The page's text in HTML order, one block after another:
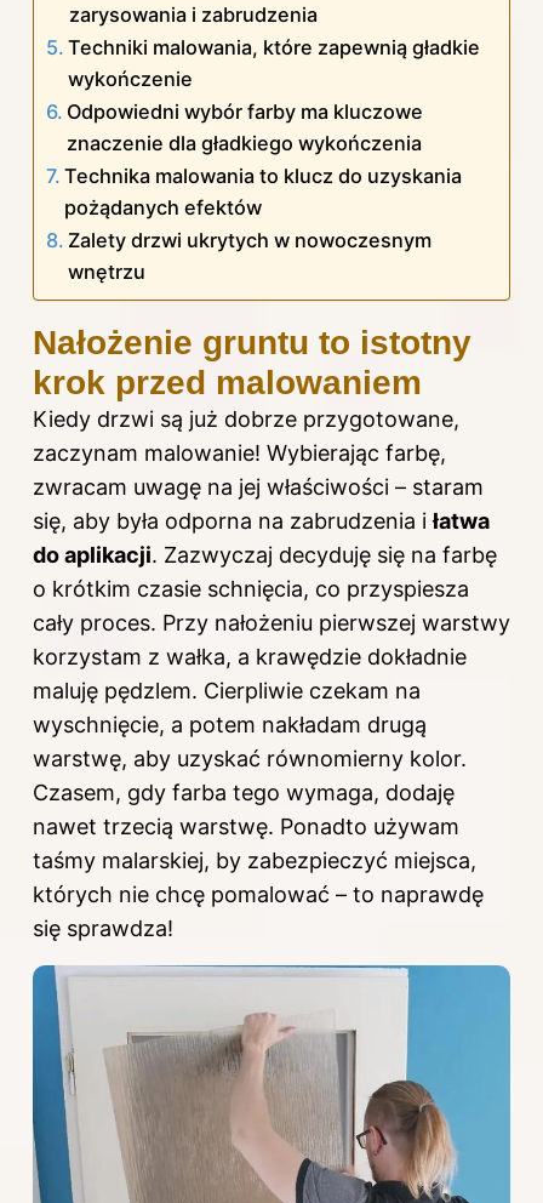
zarysowania i zabrudzenia
Techniki malowania, które zapewnią gładkie
wykończenie
Odpowiedni wybór farby ma kluczowe
znaczenie dla gładkiego wykończenia
Technika malowania to klucz do uzyskania
pożądanych efektów
Zalety drzwi ukrytych w nowoczesnym
wnętrzu
Nałożenie gruntu to istotny
krok przed malowaniem
Kiedy drzwi są już dobrze przygotowane,
zaczynam malowanie! Wybierając farbę,
zwracam uwagę na jej właściwości – staram
się, aby była odporna na zabrudzenia iłatwa
do aplikacji. Zazwyczaj decyduję się na farbę
o krótkim czasie schnięcia, co przyspiesza
cały proces. Przy nałożeniu pierwszej warstwy
korzystam z wałka, a krawędzie dokładnie
maluję pędzlem. Cierpliwie czekam na
wyschnięcie, a potem nakładam drugą
warstwę, aby uzyskać równomierny kolor.
Czasem, gdy farba tego wymaga, dodaję
nawet trzecią warstwę. Ponadto używam
taśmy malarskiej, by zabezpieczyć miejsca,
których nie chcę pomalować – to naprawdę
się sprawdza!